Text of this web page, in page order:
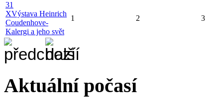
31
XVýstava Heinrich
Coudenhove-
Kalergi a jeho svět
1 2 3
Aktuální počasí